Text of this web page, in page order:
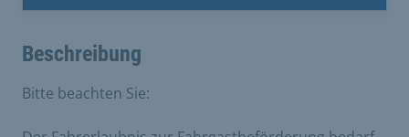
Beschreibung
Bitte beachten Sie: